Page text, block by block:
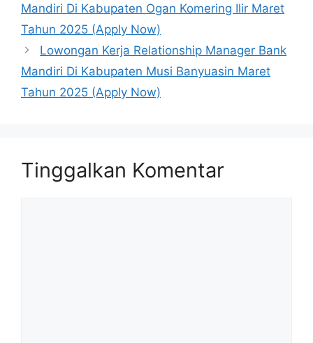
Mandiri Di Kabupaten Ogan Komering Ilir Maret
Tahun 2025 (Apply Now)
Lowongan Kerja Relationship Manager Bank
Mandiri Di Kabupaten Musi Banyuasin Maret
Tahun 2025 (Apply Now)
Tinggalkan Komentar